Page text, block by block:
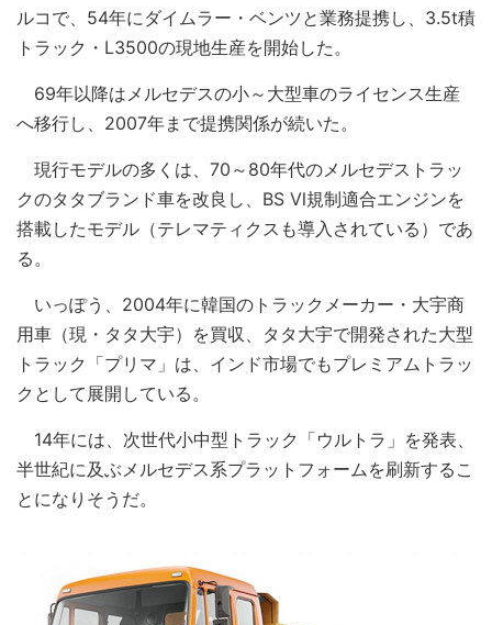
ルコで、54年にダイムラー・ベンツと業務提携し、3.5t積
トラック・L3500の現地生産を開始した。
69年以降はメルセデスの小～大型車のライセンス生産
へ移行し、2007年まで提携関係が続いた。
現行モデルの多くは、70～80年代のメルセデストラッ
クのタタブランド車を改良し、BS Ⅵ規制適合エンジンを
搭載したモデル（テレマティクスも導入されている）であ
る。
いっぽう、2004年に韓国のトラックメーカー・大宇商
用車（現・タタ大宇）を買収、タタ大宇で開発された大型
トラック「プリマ」は、インド市場でもプレミアムトラッ
クとして展開している。
14年には、次世代小中型トラック「ウルトラ」を発表、
半世紀に及ぶメルセデス系プラットフォームを刷新するこ
とになりそうだ。